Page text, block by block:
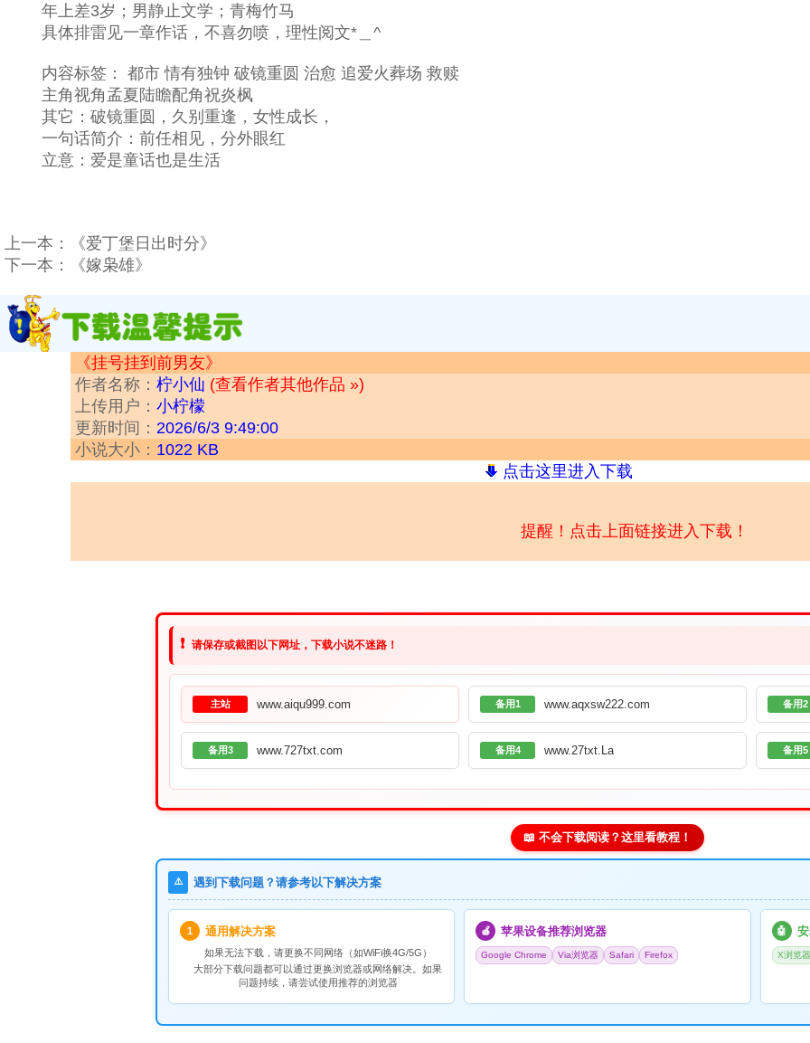
年上差3岁；男静止文学；青梅竹马
具体排雷见一章作话，不喜勿喷，理性阅文*＿^
内容标签： 都市 情有独钟 破镜重圆 治愈 追爱火葬场 救赎
主角视角孟夏陆瞻配角祝炎枫
其它：破镜重圆，久别重逢，女性成长，
一句话简介：前任相见，分外眼红
立意：爱是童话也是生活
上一本：
《爱丁堡日出时分》
下一本：
《嫁枭雄》
《挂号挂到前男友》
作者名称： 柠小仙 (查看作者其他作品 »)
上传用户： 小柠檬
更新时间： 2026/6/3 9:49:00
小说大小： 1022 KB
点击这里进入下载
提醒！点击上面链接进入下载！
❗ 请保存或截图以下网址，下载小说不迷路！
主站 www.aiqu999.com 备用1 www.aqxsw222.com 备用2
备用3 www.727txt.com 备用4 www.27txt.La 备用5
📖 不会下载阅读？这里看教程！
⚠️ 遇到下载问题？请参考以下解决方案
1 通用解决方案
如果无法下载，请更换不同网络（如WiFi换4G/5G）
大部分下载问题都可以通过更换浏览器或网络解决。如果
问题持续，请尝试使用推荐的浏览器
🍎 苹果设备推荐浏览器
Google Chrome Via浏览器 Safari Firefox
🤖
X浏览器